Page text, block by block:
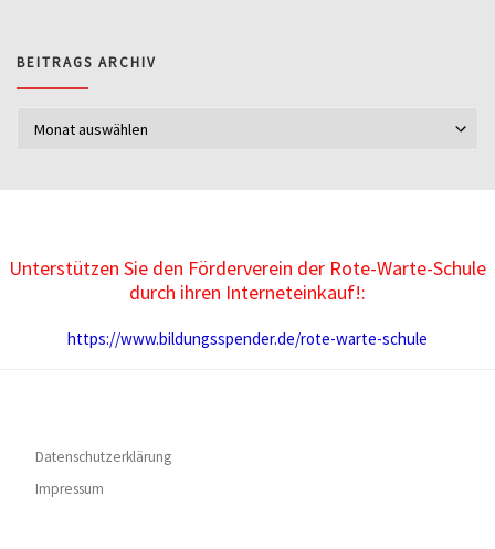
BEITRAGS ARCHIV
Unterstützen Sie den Förderverein der Rote-Warte-Schule
durch ihren Interneteinkauf!:
https://www.bildungsspender.de/rote-warte-schule
Datenschutzerklärung
Impressum